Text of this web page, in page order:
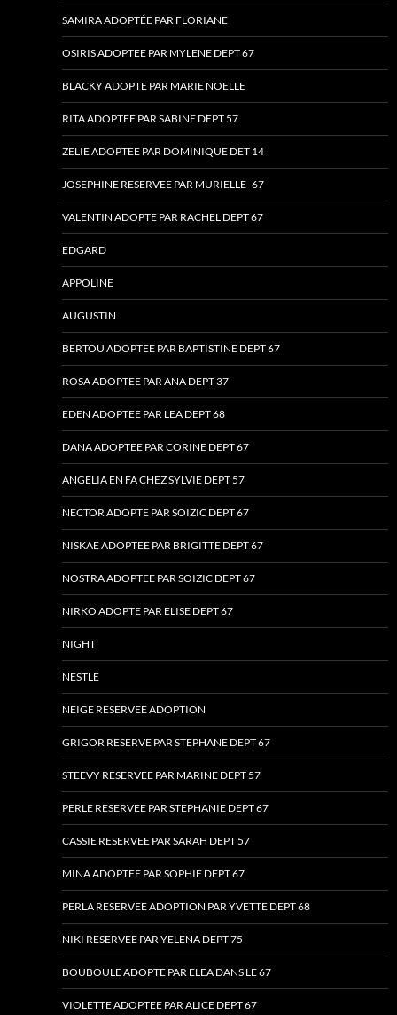
SAMIRA ADOPTÉE PAR FLORIANE
OSIRIS ADOPTEE PAR MYLENE DEPT 67
BLACKY ADOPTE PAR MARIE NOELLE
RITA ADOPTEE PAR SABINE DEPT 57
ZELIE ADOPTEE PAR DOMINIQUE DET 14
JOSEPHINE RESERVEE PAR MURIELLE -67
VALENTIN ADOPTE PAR RACHEL DEPT 67
EDGARD
APPOLINE
AUGUSTIN
BERTOU ADOPTEE PAR BAPTISTINE DEPT 67
ROSA ADOPTEE PAR ANA DEPT 37
EDEN ADOPTEE PAR LEA DEPT 68
DANA ADOPTEE PAR CORINE DEPT 67
ANGELIA EN FA CHEZ SYLVIE DEPT 57
NECTOR ADOPTE PAR SOIZIC DEPT 67
NISKAE ADOPTEE PAR BRIGITTE DEPT 67
NOSTRA ADOPTEE PAR SOIZIC DEPT 67
NIRKO ADOPTE PAR ELISE DEPT 67
NIGHT
NESTLE
NEIGE RESERVEE ADOPTION
GRIGOR RESERVE PAR STEPHANE DEPT 67
STEEVY RESERVEE PAR MARINE DEPT 57
PERLE RESERVEE PAR STEPHANIE DEPT 67
CASSIE RESERVEE PAR SARAH DEPT 57
MINA ADOPTEE PAR SOPHIE DEPT 67
PERLA RESERVEE ADOPTION PAR YVETTE DEPT 68
NIKI RESERVEE PAR YELENA DEPT 75
BOUBOULE ADOPTE PAR ELEA DANS LE 67
VIOLETTE ADOPTEE PAR ALICE DEPT 67